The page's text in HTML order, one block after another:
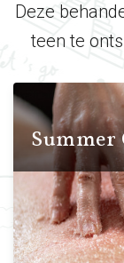
Deze
teen te
Summer